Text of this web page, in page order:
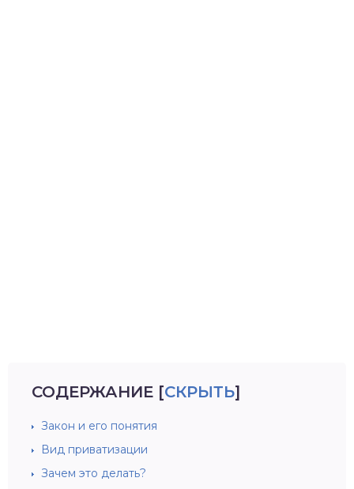
СОДЕРЖАНИЕ [СКРЫТЬ]
Закон и его понятия
Вид приватизации
Зачем это делать?